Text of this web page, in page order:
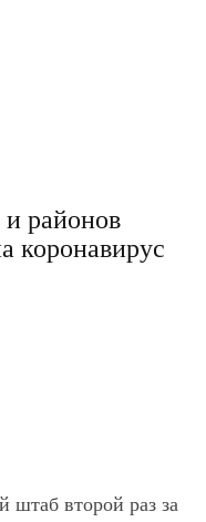
районов
коронавирус
штаб второй раз за